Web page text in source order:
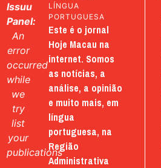
Issuu
Panel:
An
error
occurred
while
we
try
list
your
publications
LÍNGUA
PORTUGUESA
Este é o jornal
Hoje Macau na
internet. Somos
as notícias, a
análise, a opinião
e muito mais, em
língua
portuguesa, na
Região
Administrativa